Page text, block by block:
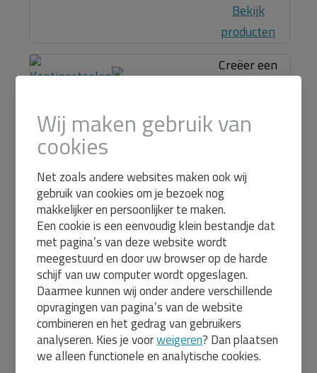
Wij maken gebruik van
cookies
Net zoals andere websites maken ook wij
gebruik van cookies om je bezoek nog
makkelijker en persoonlijker te maken.
Een cookie is een eenvoudig klein bestandje dat
met pagina’s van deze website wordt
meegestuurd en door uw browser op de harde
schijf van uw computer wordt opgeslagen.
Daarmee kunnen wij onder andere verschillende
opvragingen van pagina’s van de website
combineren en het gedrag van gebruikers
analyseren. Kies je voorweigeren? Dan plaatsen
we alleen functionele en analytische cookies.
Bekijk
producten
Kantinestoelen
Creëer een
kantineruimte
kantinestoelen.
Of je nu een
bedrijfskantine
hebt of een
groter
eetgedeelte
inricht, wij
hebben
stoelen die